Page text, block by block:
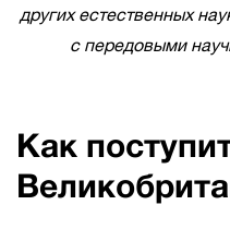
других естественных
с передовыми
Как